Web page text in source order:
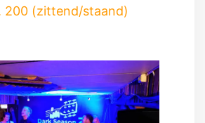
200 (zittend/staand)